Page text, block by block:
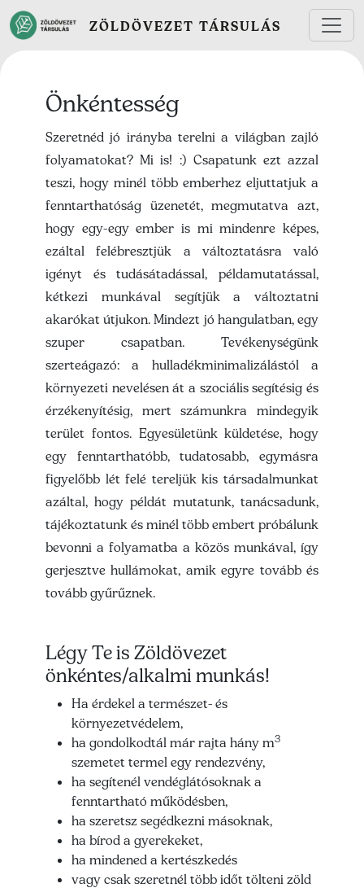
Ugrás a tartalomra
ZÖLDÖVEZET TÁRSULÁS
Önkéntesség
Szeretnéd jó irányba terelni a világban zajló
folyamatokat? Mi is! :) Csapatunk ezt azzal
teszi, hogy minél több emberhez eljuttatjuk a
fenntarthatóság üzenetét, megmutatva azt,
hogy egy-egy ember is mi mindenre képes,
ezáltal felébresztjük a változtatásra való
igényt és tudásátadással, példamutatással,
kétkezi munkával segítjük a változtatni
akarókat útjukon. Mindezt jó hangulatban, egy
szuper csapatban. Tevékenységünk
szerteágazó: a hulladékminimalizálástól a
környezeti nevelésen át a szociális segítésig és
érzékenyítésig, mert számunkra mindegyik
terület fontos. Egyesületünk küldetése, hogy
egy fenntarthatóbb, tudatosabb, egymásra
figyelőbb lét felé tereljük kis társadalmunkat
azáltal, hogy példát mutatunk, tanácsadunk,
tájékoztatunk és minél több embert próbálunk
bevonni a folyamatba a közös munkával, így
gerjesztve hullámokat, amik egyre tovább és
tovább gyűrűznek.
Légy Te is Zöldövezet
önkéntes/alkalmi munkás!
Ha érdekel a természet-­ és
környezetvédelem,
ha gondolkodtál már rajta hány m3
szemetet termel egy rendezvény,
ha segítenél vendéglátósoknak a
fenntartható működésben,
ha szeretsz segédkezni másoknak,
ha bírod a gyerekeket,
ha mindened a kertészkedés
vagy csak szeretnél több időt tölteni zöld